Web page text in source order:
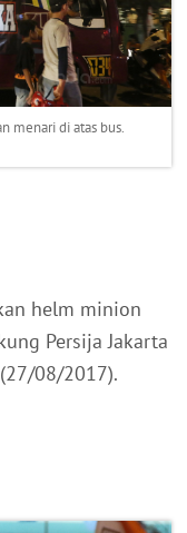
menari di atas bus.
helm minion
Persija Jakarta
08/2017).